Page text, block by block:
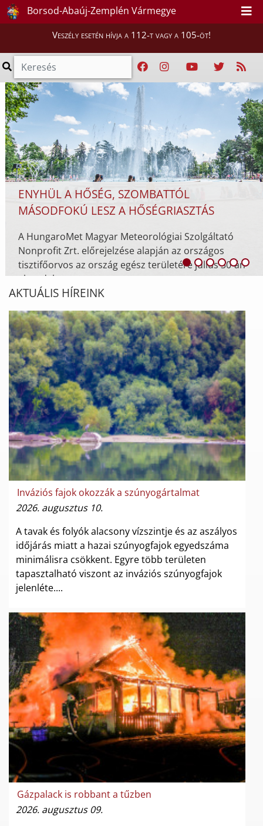
Borsod-Abaúj-Zemplén Vármegye
Veszély esetén hívja a 112-t vagy a 105-öt!
ELEKTRONIKUS LAPSZÁM
A BM Országos Katasztrófavédelmi Főigazgatóság
polgári védelmi és iparbiztonsági magazinja
AKTUÁLIS HÍREINK
Inváziós fajok okozzák a szúnyogártalmat
2026. augusztus 10.
A tavak és folyók alacsony vízszintje és az aszályos
időjárás miatt a hazai szúnyogfajok egyedszáma
minimálisra csökkent. Egyre több területen
tapasztalható viszont az inváziós szúnyogfajok
jelenléte....
Gázpalack is robbant a tűzben
2026. augusztus 09.